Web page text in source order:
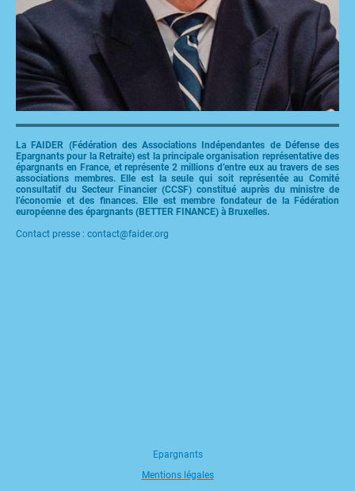
La FAIDER (Fédération des Associations Indépendantes de Défense des
Epargnants pour la Retraite) est la principale organisation représentative des
épargnants en France, et représente 2 millions d’entre eux au travers de ses
associations membres. Elle est la seule qui soit représentée au Comité
consultatif du Secteur Financier (CCSF) constitué auprès du ministre de
l’économie et des finances. Elle est membre fondateur de la Fédération
européenne des épargnants (BETTER FINANCE) à Bruxelles.
Contact presse : contact@faider.org
Epargnants
Mentions légales